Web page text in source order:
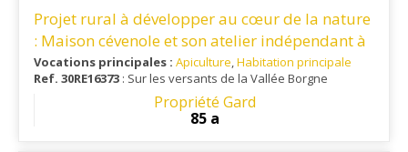
Projet rural à développer au cœur de la nature
: Maison cévenole et son atelier indépendant à
aménager
Vocations principales : Apiculture,Habitation principale
Ref. 30RE16373 : Sur les versants de la Vallée Borgne
Propriété Gard
85 a